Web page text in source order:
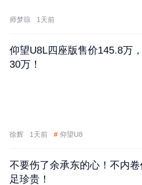
师梦琼 1天前
仰望U8L四座版售价145.8万
30万！
徐辉 1天前 # 仰望U8
不要伤了余承东的心！不内
足珍贵！